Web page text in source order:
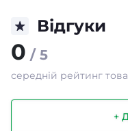
Відгуки
0 / 5
середній рейтинг
+